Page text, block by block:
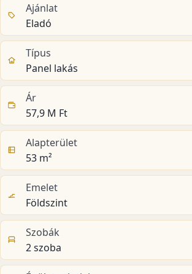
Ajánlat
Eladó
Típus
Panel lakás
Ár
57,9 M Ft
Alapterület
53 m²
Emelet
Földszint
Szobák
2 szoba